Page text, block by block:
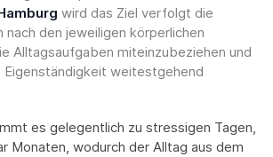
wird das Ziel verfolgt die
den jeweiligen körperlichen
Alltagsaufgaben miteinzubeziehen und
Eigenständigkeit weitestgehend
es gelegentlich zu stressigen Tagen,
Monaten, wodurch der Alltag aus dem